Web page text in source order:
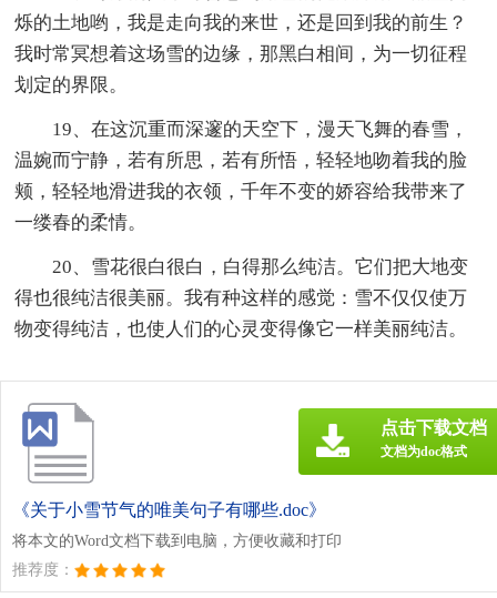
烁的土地哟，我是走向我的来世，还是回到我的前生？
我时常冥想着这场雪的边缘，那黑白相间，为一切征程
划定的界限。
19、在这沉重而深邃的天空下，漫天飞舞的春雪，
温婉而宁静，若有所思，若有所悟，轻轻地吻着我的脸
颊，轻轻地滑进我的衣领，千年不变的娇容给我带来了
一缕春的柔情。
20、雪花很白很白，白得那么纯洁。它们把大地变
得也很纯洁很美丽。我有种这样的感觉：雪不仅仅使万
物变得纯洁，也使人们的心灵变得像它一样美丽纯洁。
《关于小雪节气的唯美句子有哪些.doc》
将本文的Word文档下载到电脑，方便收藏和打印
推荐度：
点击下载文档
文档为doc格式